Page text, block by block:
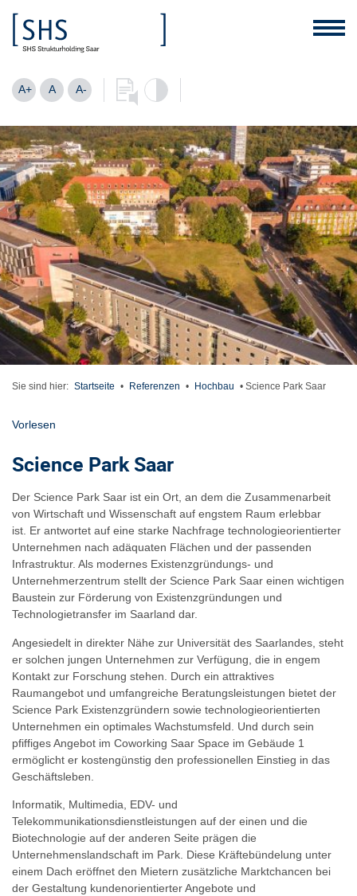
A+ A A-
Sie sind hier: Startseite • Referenzen • Hochbau • Science Park Saar
Vorlesen
Science Park Saar
Der Science Park Saar ist ein Ort, an dem die Zusammenarbeit
von Wirtschaft und Wissenschaft auf engstem Raum erlebbar
ist. Er antwortet auf eine starke Nachfrage technologieorientierter
Unternehmen nach adäquaten Flächen und der passenden
Infrastruktur. Als modernes Existenzgründungs- und
Unternehmerzentrum stellt der Science Park Saar einen wichtigen
Baustein zur Förderung von Existenzgründungen und
Technologietransfer im Saarland dar.
Angesiedelt in direkter Nähe zur Universität des Saarlandes, steht
er solchen jungen Unternehmen zur Verfügung, die in engem
Kontakt zur Forschung stehen. Durch ein attraktives
Raumangebot und umfangreiche Beratungsleistungen bietet der
Science Park Existenzgründern sowie technologieorientierten
Unternehmen ein optimales Wachstumsfeld. Und durch sein
pfiffiges Angebot im Coworking Saar Space im Gebäude 1
ermöglicht er kostengünstig den professionellen Einstieg in das
Geschäftsleben.
Informatik, Multimedia, EDV- und
Telekommunikationsdienstleistungen auf der einen und die
Biotechnologie auf der anderen Seite prägen die
Unternehmenslandschaft im Park. Diese Kräftebündelung unter
einem Dach eröffnet den Mietern zusätzliche Marktchancen bei
der Gestaltung kundenorientierter Angebote und